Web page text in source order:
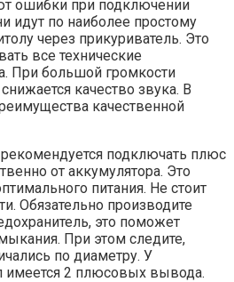
ошибки при подключении
идут по наиболее простому
через прикуриватель. Это
все технические
При большой громкости
качество звука. В
качественной
подключать плюс
от аккумулятора. Это
питания. Не стоит
Обязательно производите
это поможет
При этом следите,
по диаметру. У
имеется 2 плюсовых вывода.